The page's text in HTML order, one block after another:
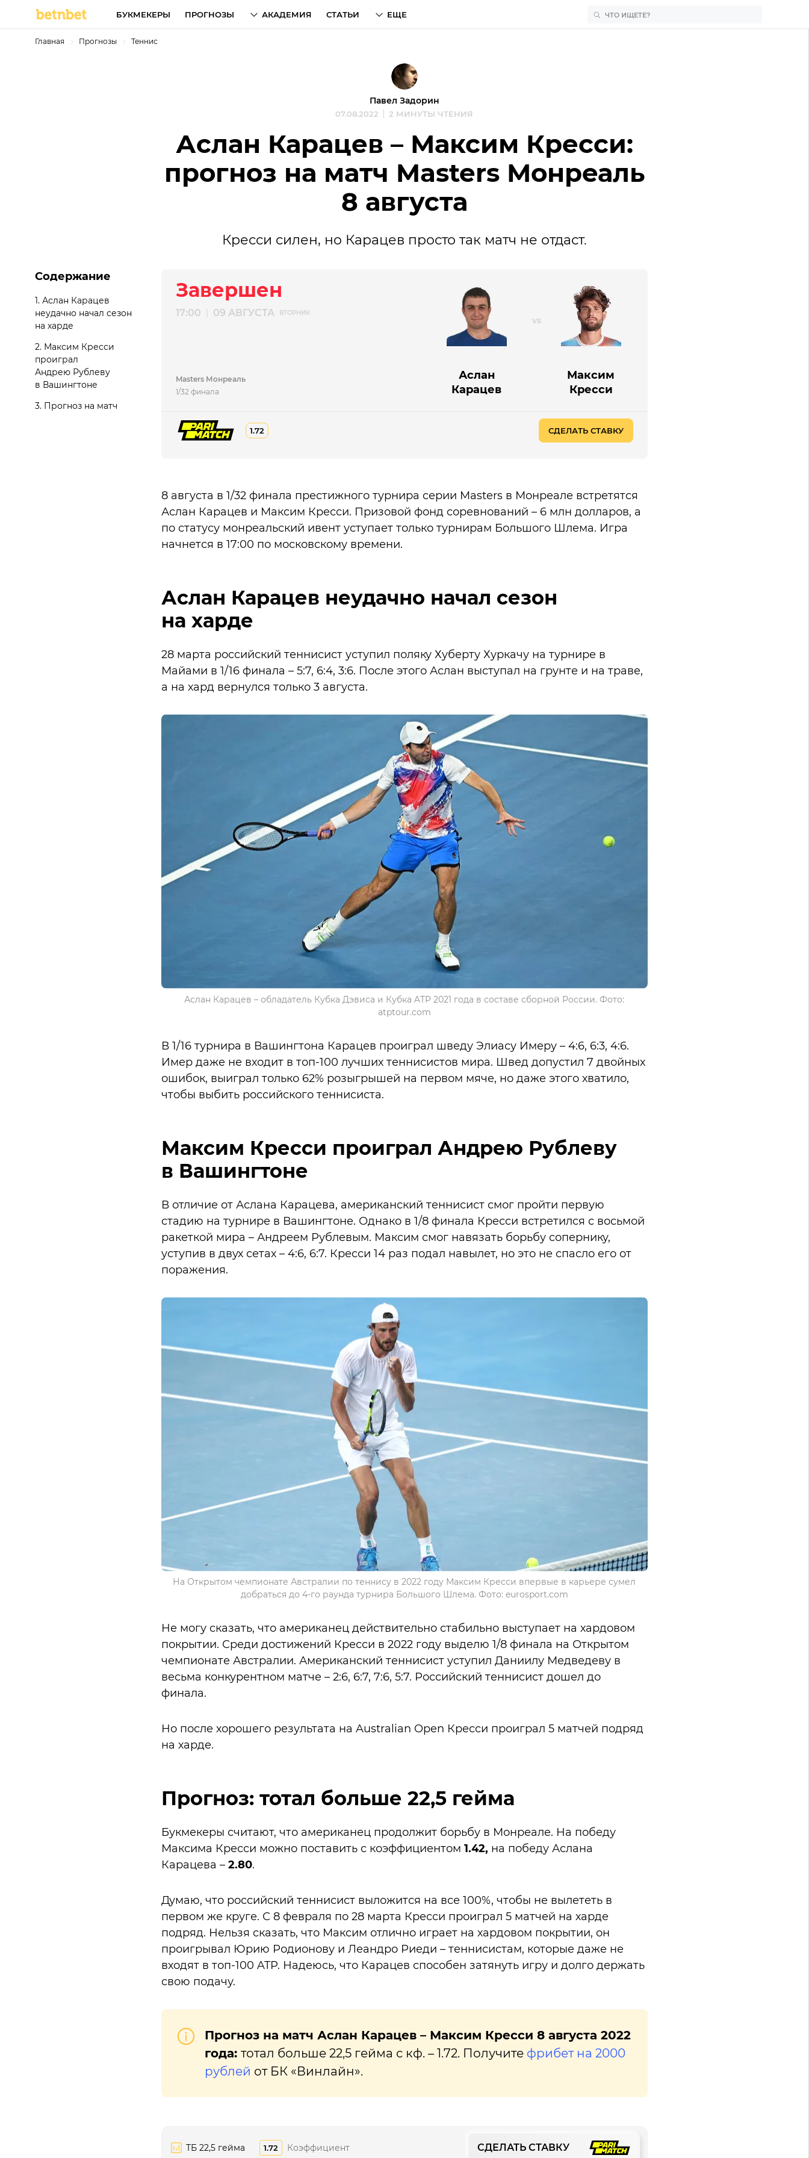
БУКМЕКЕРЫ ПРОГНОЗЫ АКАДЕМИЯ СТАТЬИ ЕЩЕ
Главная Прогнозы Теннис
Павел Задорин
07.08.2022 2 МИНУТЫ ЧТЕНИЯ
Аслан Карацев – Максим Кресси:
прогноз на матч Masters Монреаль
8 августа
Кресси силен, но Карацев просто так матч не отдаст.
Содержание
1. Аслан Карацев
неудачно начал сезон
на харде
2. Максим Кресси
проиграл
Андрею Рублеву
в Вашингтоне
3. Прогноз на матч
Аслан
Карацев
Максим
Кресси
Завершен
17:00 09 АВГУСТА ВТОРНИК
Masters Монреаль
1/32 финала
1.72 СДЕЛАТЬ СТАВКУ
8 августа в 1/32 финала престижного турнира серии Masters в Монреале встретятся
Аслан Карацев и Максим Кресси. Призовой фонд соревнований – 6 млн долларов, а
по статусу монреальский ивент уступает только турнирам Большого Шлема. Игра
начнется в 17:00 по московскому времени.
Аслан Карацев неудачно начал сезон
на харде
28 марта российский теннисист уступил поляку Хуберту Хуркачу на турнире в
Майами в 1/16 финала – 5:7, 6:4, 3:6. После этого Аслан выступал на грунте и на траве,
а на хард вернулся только 3 августа.
Аслан Карацев – обладатель Кубка Дэвиса и Кубка ATP 2021 года в составе сборной России. Фото:
atptour.com
В 1/16 турнира в Вашингтона Карацев проиграл шведу Элиасу Имеру – 4:6, 6:3, 4:6.
Имер даже не входит в топ-100 лучших теннисистов мира. Швед допустил 7 двойных
ошибок, выиграл только 62% розыгрышей на первом мяче, но даже этого хватило,
чтобы выбить российского теннисиста.
Максим Кресси проиграл Андрею Рублеву
в Вашингтоне
В отличие от Аслана Карацева, американский теннисист смог пройти первую
стадию на турнире в Вашингтоне. Однако в 1/8 финала Кресси встретился с восьмой
ракеткой мира – Андреем Рублевым. Максим смог навязать борьбу сопернику,
уступив в двух сетах – 4:6, 6:7. Кресси 14 раз подал навылет, но это не спасло его от
поражения.
На Открытом чемпионате Австралии по теннису в 2022 году Максим Кресси впервые в карьере сумел
добраться до 4-го раунда турнира Большого Шлема. Фото: eurosport.com
Не могу сказать, что американец действительно стабильно выступает на хардовом
покрытии. Среди достижений Кресси в 2022 году выделю 1/8 финала на Открытом
чемпионате Австралии. Американский теннисист уступил Даниилу Медведеву в
весьма конкурентном матче – 2:6, 6:7, 7:6, 5:7. Российский теннисист дошел до
финала.
Но после хорошего результата на Australian Open Кресси проиграл 5 матчей подряд
на харде.
Прогноз: тотал больше 22,5 гейма
Букмекеры считают, что американец продолжит борьбу в Монреале. На победу
Максима Кресси можно поставить с коэффициентом 1.42, на победу Аслана
Карацева – 2.80.
Думаю, что российский теннисист выложится на все 100%, чтобы не вылететь в
первом же круге. С 8 февраля по 28 марта Кресси проиграл 5 матчей на харде
подряд. Нельзя сказать, что Максим отлично играет на хардовом покрытии, он
проигрывал Юрию Родионову и Леандро Риеди – теннисистам, которые даже не
входят в топ-100 ATP. Надеюсь, что Карацев способен затянуть игру и долго держать
свою подачу.
Прогноз на матч Аслан Карацев – Максим Кресси 8 августа 2022
года: тотал больше 22,5 гейма с кф. – 1.72. Получите фрибет на 2000
рублей от БК «Винлайн».
ТБ 22,5 гейма 1.72 Коэффициент СДЕЛАТЬ СТАВКУ